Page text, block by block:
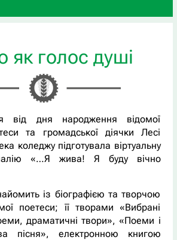
як голос душі
від дня народження відомої
та громадської діячки Лесі
коледжу підготувала віртуальну
«…Я жива! Я буду вічно
із біографією та творчою
поетеси; її творами «Вибрані
драматичні твори», «Поеми і
пісня», електронною книгою